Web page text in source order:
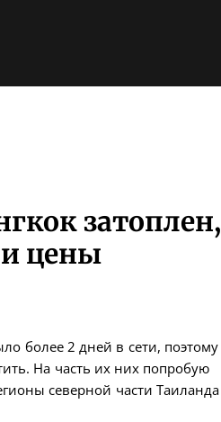
затоплен,
цены
более 2 дней в сети, поэтому
На часть их них попробую
северной части Таиланда